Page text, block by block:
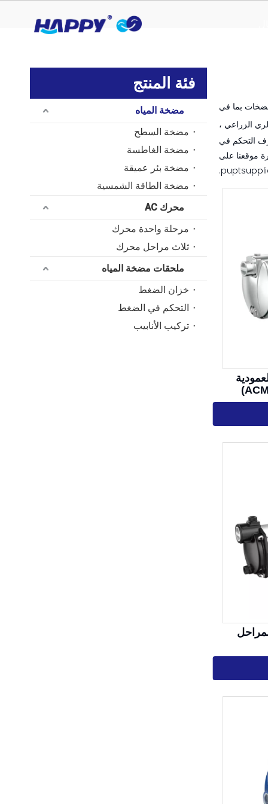
فئة المنتج
مضخة المياه
مضخة السطح
مضخة الغاطسة
مضخة بئر عميقة
مضخة الطاقة الشمسية
محرك AC
مرحلة واحدة محرك
ثلاث مراحل محرك
ملحقات مضخة المياه
خزان الضغط
التحكم في الضغط
تركيب الأنابيب
بما في
الزراعي ،
التحكم في
موقعنا على